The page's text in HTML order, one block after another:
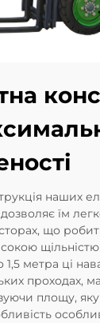
наших
їм
що
щільністю
1,5 метра ці
проходах,
площу,